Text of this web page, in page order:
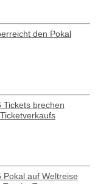
den Pokal
Tickets brechen
Pokal auf Weltreise